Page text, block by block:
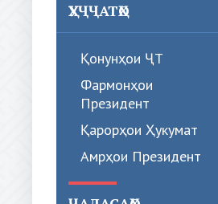
ҲУҶҶАТҲО
Қонунҳои ҶТ
Фармонҳои
Президент
Қарорҳои Ҳукумат
Амрҳои Президент